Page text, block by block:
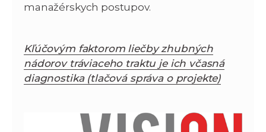
manažérskych postupov.
Kľúčovým faktorom liečby zhubných
nádorov tráviaceho traktu je ich včasná
diagnostika (tlačová správa o projekte)